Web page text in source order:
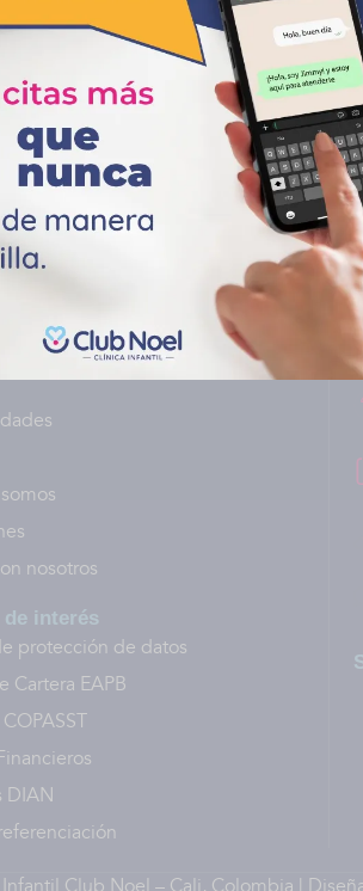
esta pubicación
sitio
nosotros
de interés
protección de datos
Cartera EAPB
DIAN